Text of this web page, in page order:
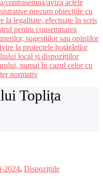
contrasemna/aviza actele
precum obiecțiile cu
la legalitate, efectuate în scris
pentru consemnarea
sugestiilor sau opiniilor
la proiectele hotărârilor
local și dispozițiilor
numai în cazul celor cu
normativ
Toplița
2024, Dispozițiile